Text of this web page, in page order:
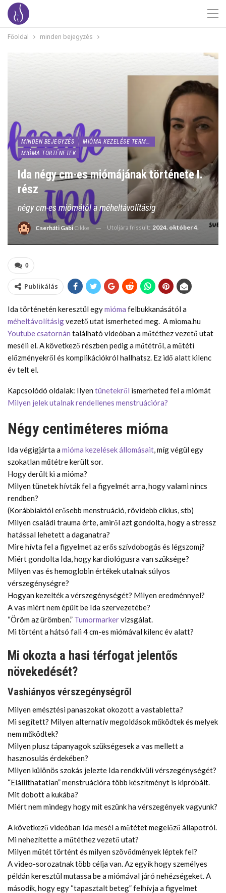
Főoldal minden bejegyzés
MINDEN BEJEGYZÉS
MIÓMA KEZELÉSE TERMÉSZETESEN
MIÓMA TÖRTÉNETEK
Ida négy cm-es miómájának története I.
rész
négy cm-es miómától a méheltávolításig
Cserháti Gabi Cikke Utoljára frissült: 2024. október 4.
0
Publikálás
Ida történetén keresztül egymióma felbukkanásától a
méheltávolításigvezető utat ismerheted meg. A mioma.hu
Youtube csatornán található videóban a műtéthez vezető utat
meséli el. A következő részben pedig a műtétről, a műtéti
előzményekről és komplikációkról hallhatsz. Ez idő alatt kilenc
év telt el.
Kapcsolódó oldalak: Ilyen tünetekről ismerheted fel a miómát
Milyen jelek utalnak rendellenes menstruációra?
Négy centiméteres mióma
Ida végigjárta a mióma kezelések állomásait, míg végül egy
szokatlan műtétre került sor.
Hogy derült ki a mióma?
Milyen tünetek hívták fel a figyelmét arra, hogy valami nincs
rendben?
(Korábbiaktól erősebb menstruáció, rövidebb ciklus, stb)
Milyen családi trauma érte, amiről azt gondolta, hogy a stressz
hatással lehetett a daganatra?
Mire hívta fel a figyelmet az erős szívdobogás és légszomj?
Miért gondolta Ida, hogy kardiológusra van szüksége?
Milyen vas és hemoglobin értékek utalnak súlyos
vérszegénységre?
Hogyan kezelték a vérszegénységét? Milyen eredménnyel?
A vas miért nem épült be Ida szervezetébe?
“Öröm az ürömben.” Tumormarkervizsgálat.
Mi történt a hátsó fali 4 cm-es miómával kilenc év alatt?
Mi okozta a hasi térfogat jelentős
növekedését?
Vashiányos vérszegénységről
Milyen emésztési panaszokat okozott a vastabletta?
Mi segített? Milyen alternatív megoldások működtek és melyek
nem működtek?
Milyen plusz tápanyagok szükségesek a vas mellett a
hasznosulás érdekében?
Milyen különös szokás jelezte Ida rendkívüli vérszegénységét?
“Elállíthatatlan” menstruációra több készítményt is kipróbált.
Mit dobott a kukába?
Miért nem mindegy hogy mit eszünk ha vérszegények vagyunk?
A következő videóban Ida mesél a műtétet megelőző állapotról.
Mi nehezítette a műtéthez vezető utat?
Milyen műtét történt és milyen szövődmények léptek fel?
A video-sorozatnak több célja van. Az egyik hogy személyes
példán keresztül mutassa be a miómával járó nehézségeket. A
második, hogy egy “tapasztalt beteg” felhívja a figyelmet